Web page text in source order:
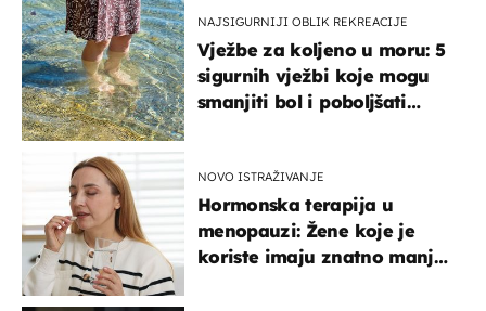
NAJSIGURNIJI OBLIK REKREACIJE
Vježbe za koljeno u moru: 5
sigurnih vježbi koje mogu
smanjiti bol i poboljšati
NOVO ISTRAŽIVANJE
Hormonska terapija u
menopauzi: Žene koje je
koriste imaju znatno manji